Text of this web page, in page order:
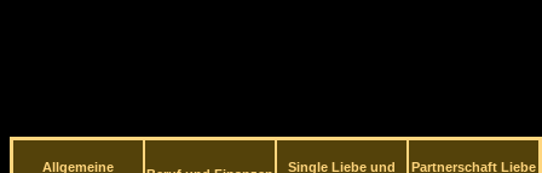
Allgemeine
Single Liebe und
Partnerschaft Liebe